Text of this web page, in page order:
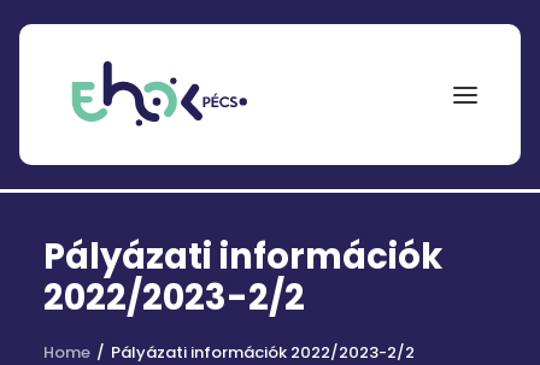
NEPTUN
Search
for:
EHÖK
Pályázati információk
2022/2023-2/2
Home Pályázati információk 2022/2023-2/2